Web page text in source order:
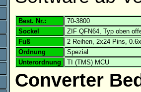
Best. Nr.:
70-3800
Sockel
ZIF QFN64, Typ oben
Fuß
2 Reihen, 2x24 Pins,
Ordnung
Spezial
Unterordnung
TI (TMS) MCU
Converter